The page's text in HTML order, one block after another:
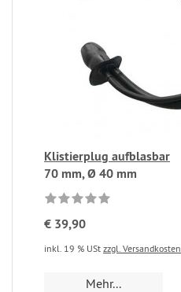
Klistierplug aufblasbar
70 mm, Ø 40 mm
€ 39,90
inkl. 19 % USt zzgl. Versandkosten
Mehr...